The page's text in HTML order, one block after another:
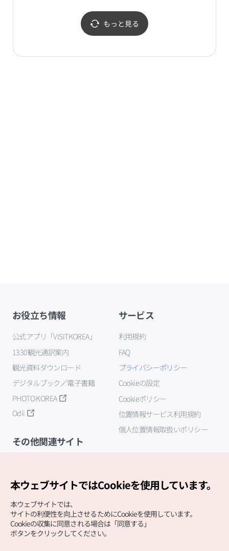
もっと見る
お役立ち情報
公式アプリ「VISITKOREA」
1330観光通訳案内
観光資料ダウンロード
デジタルブック／電子書籍
PHOTO KOREA
Odii
サービス
利用規約
FAQ
プライバシーポリシー
Cookieの設定
Cookieポリシー
位置情報サービス利用規約
個人位置情報取扱いポリシー
その他関連サイト
本ウェブサイトではCookieを使用しています。
本ウェブサイトでは、
サイトの利便性を向上させるためにCookieを使用しています。
Cookieの収集に同意される場合は「同意する」
ボタンをクリックしてください。